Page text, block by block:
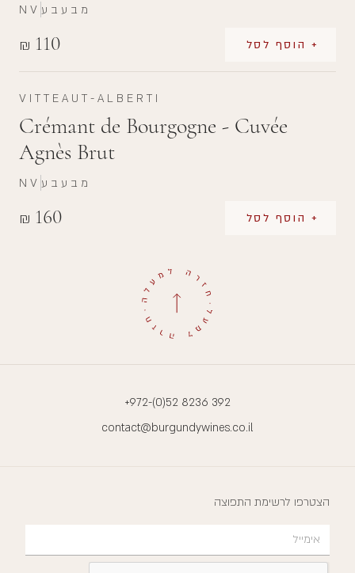
₪ 110 + הוסף לסל
NV מבעבע
VITTEAUT-ALBERTI
Crémant de Bourgogne - Cuvée
Agnès Brut
₪ 160 + הוסף לסל
NV מבעבע
+972-(0)52 8236 392
contact@burgundywines.co.il
הצטרפו לרשימת התפוצה